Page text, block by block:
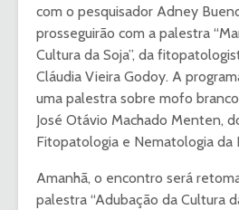
com o pesquisador Adney
prosseguirão com a palestra
Cultura da Soja”, da
Cláudia Vieira Godoy. A
uma palestra sobre mofo
José Otávio Machado Menten,
Fitopatologia e Nematologia da
Amanhã, o encontro será
palestra “Adubação da Cultura